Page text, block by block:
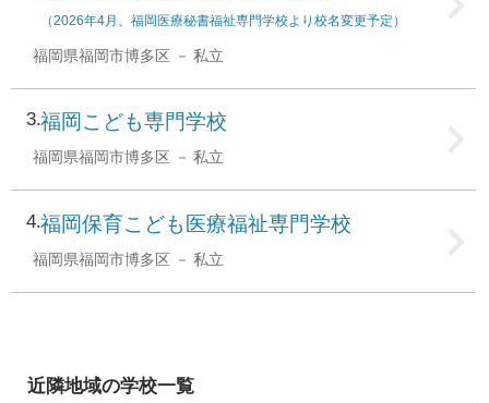
（2026年4月、福岡医療秘書福祉専門学校より校名変更予定）
福岡県福岡市博多区 私立
3 福岡こども専門学校
福岡県福岡市博多区 私立
4 福岡保育こども医療福祉専門学校
福岡県福岡市博多区 私立
近隣地域の学校一覧